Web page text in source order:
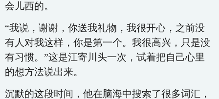
会儿西的。
“我说，谢谢，你送我礼物，我很开心，之前没
有人对我这样，你是第一个。我很高兴，只是没
有习惯。”这是江寄川头一次，试着把自己心里
的想方法说出来。
沉默的这段时间，他在脑海中搜索了很多词汇，